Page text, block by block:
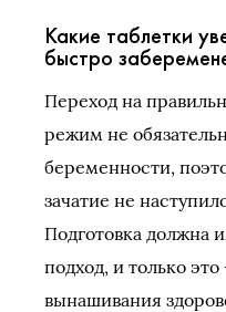
Какие таблетки
быстро
Переход на
режим не
беременности,
зачатие не
Подготовка должна
подход, и только
вынашивания